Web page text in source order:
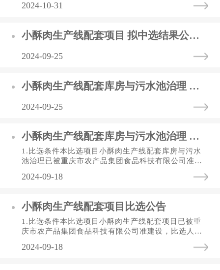
车间小酥肉生产线速冻机...
2024-10-31
小酥肉生产线配套项目 拟中选结果公示表
2024-09-25
小酥肉生产线配套库房与污水池治理 拟中选结果公示表
2024-09-25
小酥肉生产线配套库房与污水池治理 比选公告
1.比选条件本比选项目小酥肉生产线配套库房与污水
池治理已被重庆市农产品集团食品科技有限公司准建
建设资金来自企业自筹资...
2024-09-18
小酥肉生产线配套项目比选公告
1.比选条件本比选项目小酥肉生产线配套项目已被重
庆市农产品集团食品科技有限公司准建设，比选人为
企业自筹资金 ，项目出资...
2024-09-18